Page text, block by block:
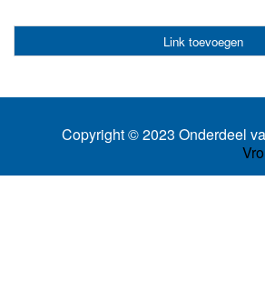
Link toevoegen
Copyright © 2023 Onderdeel